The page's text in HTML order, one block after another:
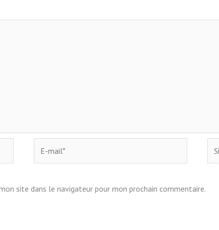
mail*
site dans le navigateur pour mon prochain commentaire.